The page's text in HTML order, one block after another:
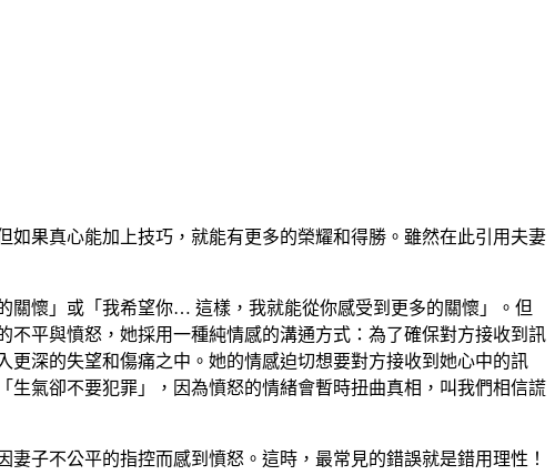
果真心能加上技巧，就能有更多的榮耀和得勝。雖然在此引用夫妻
關懷」或「我希望你… 這樣，我就能從你感受到更多的關懷」。但
平與憤怒，她採用一種純情感的溝通方式：為了確保對方接收到訊
深的失望和傷痛之中。她的情感迫切想要對方接收到她心中的訊
氣卻不要犯罪」，因為憤怒的情緒會暫時扭曲真相，叫我們相信謊
子不公平的指控而感到憤怒。這時，最常見的錯誤就是錯用理性！